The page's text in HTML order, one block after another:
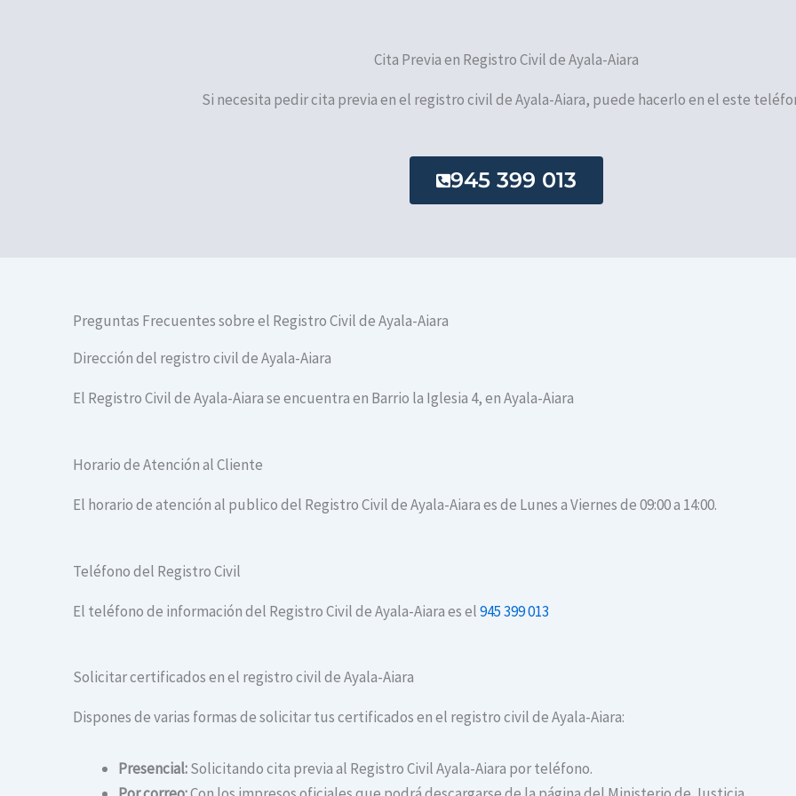
Cita Previa en Registro Civil de Ayala-Aiara
Si necesita pedir cita previa en el registro civil de Ayala-Aiara, puede hacerlo en el este
945 399 013
Preguntas Frecuentes sobre el Registro Civil de Ayala-Aiara
Dirección del registro civil de Ayala-Aiara
El Registro Civil de Ayala-Aiara se encuentra en Barrio la Iglesia 4, en Ayala-Aiara
Horario de Atención al Cliente
El horario de atención al publico del Registro Civil de Ayala-Aiara es de Lunes a Viernes de 09:00 a 14:00.
Teléfono del Registro Civil
El teléfono de información del Registro Civil de Ayala-Aiara es el945 399 013
Solicitar certificados en el registro civil de Ayala-Aiara
Dispones de varias formas de solicitar tus certificados en el registro civil de Ayala-Aiara:
Presencial:Solicitando cita previa al Registro Civil Ayala-Aiara por teléfono.